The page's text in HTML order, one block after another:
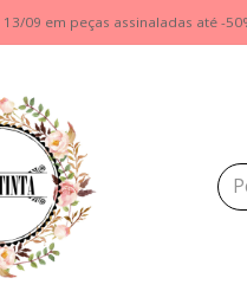
13/09 em peças assinaladas até -